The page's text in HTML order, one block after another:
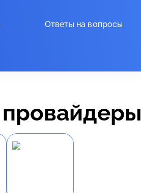
Ответы на вопросы